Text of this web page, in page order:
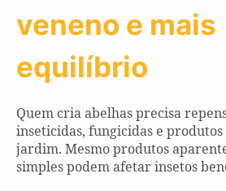
veneno e mais
equilíbrio
Quem cria abelhas precisa
inseticidas, fungicidas e
jardim. Mesmo produtos
simples podem afetar insetos